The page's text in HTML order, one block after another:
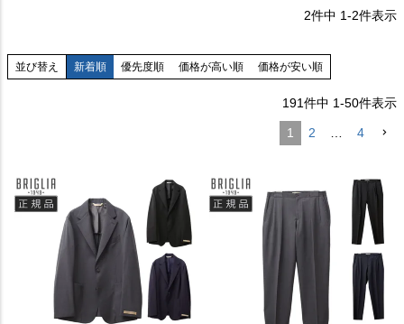
2件中 1-2件表示
並び替え 新着順 優先度順 価格が高い順 価格が安い順
191件中 1-50件表示
1 2 … 4